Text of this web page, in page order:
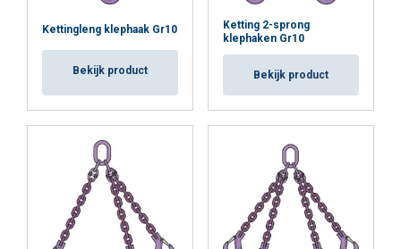
Kettingleng klephaak Gr10
Bekijk product
Ketting 2-sprong
klephaken Gr10
Bekijk product